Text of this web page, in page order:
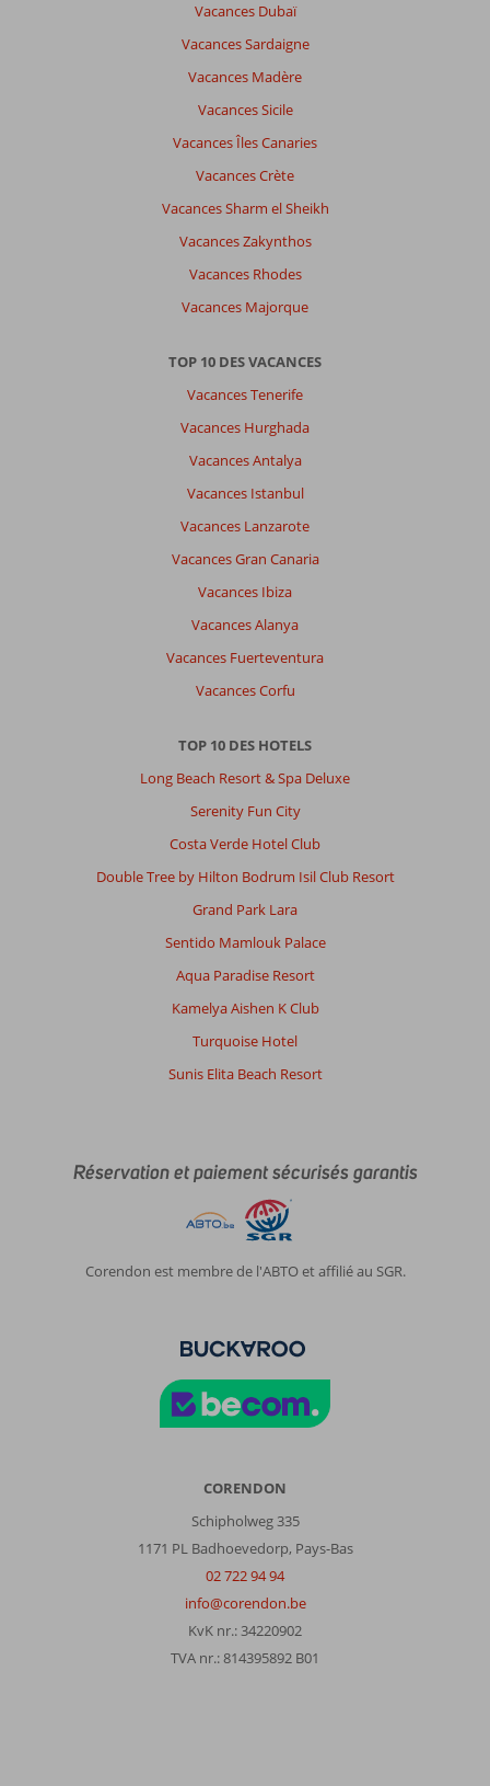
Vacances Dubaï
Vacances Sardaigne
Vacances Madère
Vacances Sicile
Vacances Îles Canaries
Vacances Crète
Vacances Sharm el Sheikh
Vacances Zakynthos
Vacances Rhodes
Vacances Majorque
TOP 10 DES VACANCES
Vacances Tenerife
Vacances Hurghada
Vacances Antalya
Vacances Istanbul
Vacances Lanzarote
Vacances Gran Canaria
Vacances Ibiza
Vacances Alanya
Vacances Fuerteventura
Vacances Corfu
TOP 10 DES HOTELS
Long Beach Resort & Spa Deluxe
Serenity Fun City
Costa Verde Hotel Club
Double Tree by Hilton Bodrum Isil Club Resort
Grand Park Lara
Sentido Mamlouk Palace
Aqua Paradise Resort
Kamelya Aishen K Club
Turquoise Hotel
Sunis Elita Beach Resort
Réservation et paiement sécurisés garantis
Corendon est membre de l'ABTO et affilié au SGR.
CORENDON
Schipholweg 335
1171 PL Badhoevedorp, Pays-Bas
02 722 94 94
info@corendon.be
KvK nr.: 34220902
TVA nr.: 814395892 B01